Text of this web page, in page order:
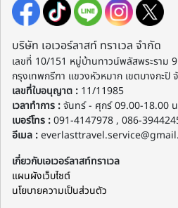
บริษัท เอเวอร์ลาสท์ ทราเวล จำกัด
เลขที่ 10/151 หมู่บ้านทาวน์พลัสพระราม
กรุงเทพกรีฑา แขวงหัวหมาก เขตบางกะปิ
เลขที่ใบอนุญาต : 11/11985
เวลาทำการ :จันทร์ - ศุกร์ 09.00-18.00
เบอร์โทร :091-4147978 , 086-
อีเมล :
เกี่ยวกับเอเวอร์ลาสท์ทราเวล
แผนผังเว็บไซต์
นโยบายความเป็นส่วนตัว